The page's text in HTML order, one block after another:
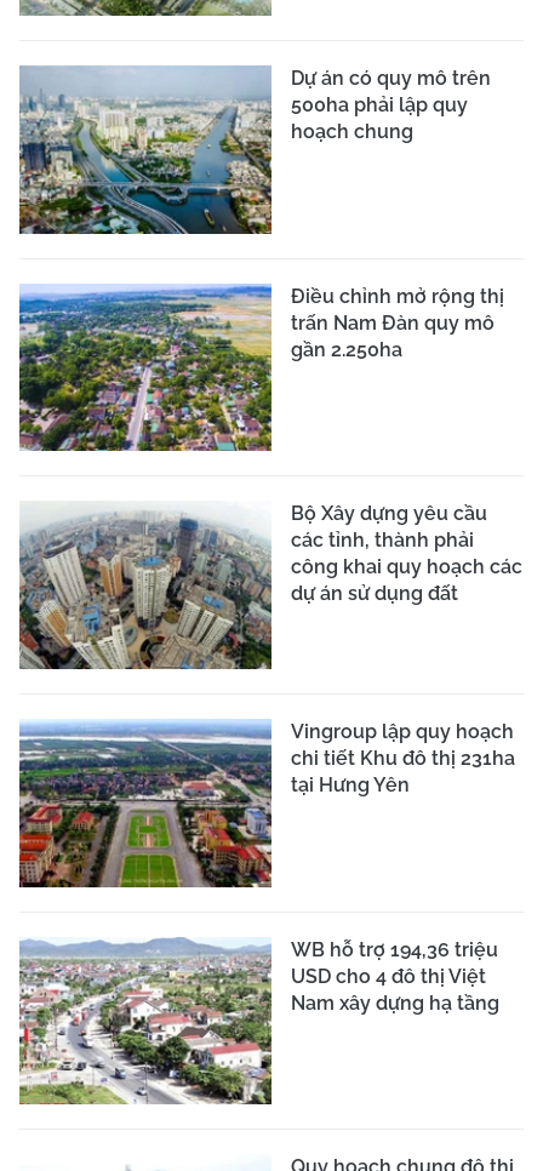
Dự án có quy mô trên
500ha phải lập quy
hoạch chung
Điều chỉnh mở rộng thị
trấn Nam Đàn quy mô
gần 2.250ha
Bộ Xây dựng yêu cầu
các tỉnh, thành phải
công khai quy hoạch các
dự án sử dụng đất
Vingroup lập quy hoạch
chi tiết Khu đô thị 231ha
tại Hưng Yên
WB hỗ trợ 194,36 triệu
USD cho 4 đô thị Việt
Nam xây dựng hạ tầng